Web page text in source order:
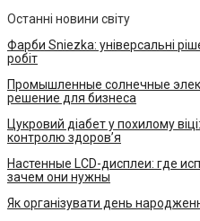
Останні новини світу
Фарби Sniezka: універсальні
робіт
Промышленные солнечные
решение для бизнеса
Цукровий діабет у похилому
контролю здоров’я
Настенные LCD-дисплеи: где
зачем они нужны
Як організувати день